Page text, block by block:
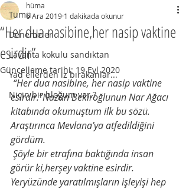
Tümü
Denemeler
Lavanta kokulu sandıktan
Yad ellerden iz bırakanlar...
Niçin bir bloğum var.?
“Her dua nasibine,her nasip vaktine
esirdir”
hüma
6 Ara 2019 1 dakikada okunur
Güncelleme tarihi: 19 Eyl 2020
“Her dua nasibine, her nasip vaktine
esirdir.”Nazan Bekiroğlunun Nar Ağacı
kitabında okumuştum ilk bu sözü.
Araştırınca Mevlana’ya atfedildiğini
gördüm.
Şöyle bir etrafına baktığında insan
görür ki,herşey vaktine esirdir.
Yeryüzünde yaratılmışların işleyişi hep